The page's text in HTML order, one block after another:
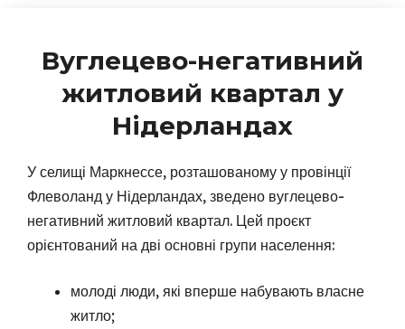
Вуглецево-негативний
житловий квартал у
Нідерландах
У селищі Маркнессе, розташованому у провінції
Флеволанд у Нідерландах, зведено вуглецево-
негативний житловий квартал. Цей проєкт
орієнтований на дві основні групи населення:
молоді люди, які вперше набувають власне
житло;